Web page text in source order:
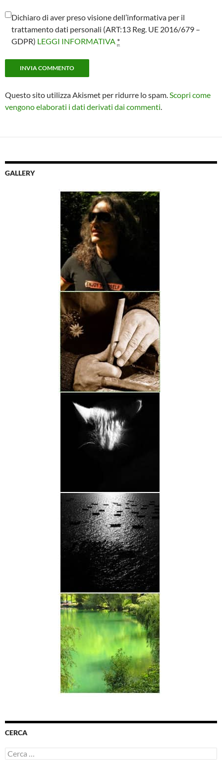
Dichiaro di aver preso visione dell’informativa per il
trattamento dati personali (ART:13 Reg. UE 2016/679 –
GDPR) LEGGI INFORMATIVA *
Questo sito utilizza Akismet per ridurre lo spam. Scopri come
vengono elaborati i dati derivati dai commenti
GALLERY
CERCA
Ricerca
per: